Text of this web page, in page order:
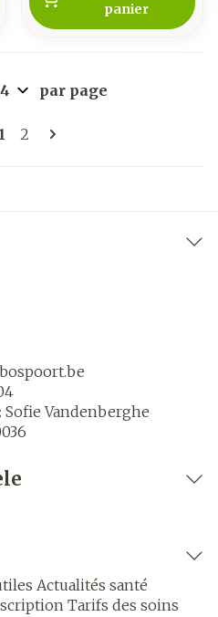
panier
Pageslisez actuellement la
Page
2
par page
Sofie Vandenberghe
Actualités santé
Tarifs des soins